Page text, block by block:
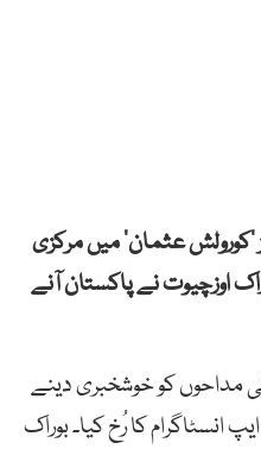
عثمان’ میں مرکزی
اوزچیوت نے پاکستان آنے
مداحوں کو خوشخبری دینے
انسٹاگرام کا رُخ کیا۔ بوراک